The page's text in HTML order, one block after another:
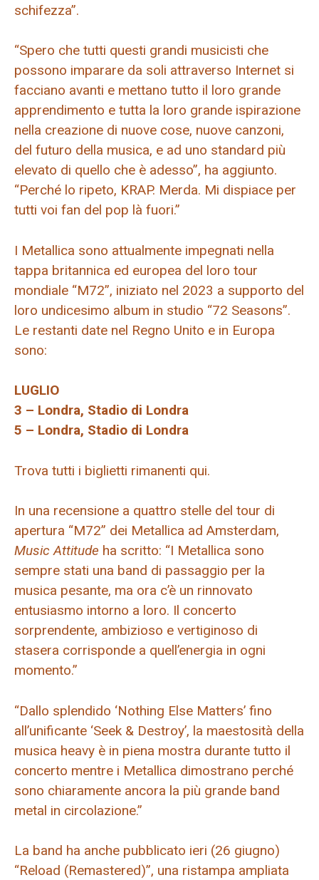
schifezza”.
“Spero che tutti questi grandi musicisti che
possono imparare da soli attraverso Internet si
facciano avanti e mettano tutto il loro grande
apprendimento e tutta la loro grande ispirazione
nella creazione di nuove cose, nuove canzoni,
del futuro della musica, e ad uno standard più
elevato di quello che è adesso”, ha aggiunto.
“Perché lo ripeto, KRAP. Merda. Mi dispiace per
tutti voi fan del pop là fuori.”
I Metallica sono attualmente impegnati nella
tappa britannica ed europea del loro tour
mondiale “M72”, iniziato nel 2023 a supporto del
loro undicesimo album in studio “72 Seasons”.
Le restanti date nel Regno Unito e in Europa
sono:
LUGLIO
3 – Londra, Stadio di Londra
5 – Londra, Stadio di Londra
Trova tutti i biglietti rimanenti qui.
In una recensione a quattro stelle del tour di
apertura “M72” dei Metallica ad Amsterdam,
Music Attitude ha scritto: “I Metallica sono
sempre stati una band di passaggio per la
musica pesante, ma ora c’è un rinnovato
entusiasmo intorno a loro. Il concerto
sorprendente, ambizioso e vertiginoso di
stasera corrisponde a quell’energia in ogni
momento.”
“Dallo splendido ‘Nothing Else Matters’ fino
all’unificante ‘Seek & Destroy’, la maestosità della
musica heavy è in piena mostra durante tutto il
concerto mentre i Metallica dimostrano perché
sono chiaramente ancora la più grande band
metal in circolazione.”
La band ha anche pubblicato ieri (26 giugno)
“Reload (Remastered)”, una ristampa ampliata